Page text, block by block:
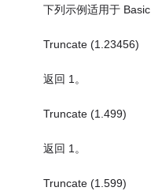
下列示例适用于
Truncate (1.23456)
返回 1。
Truncate (1.499)
返回 1。
Truncate (1.599)